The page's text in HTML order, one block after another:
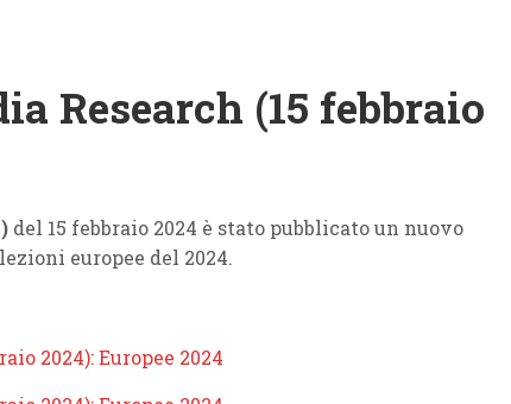
Research (15 febbraio
del 15 febbraio 2024 è stato pubblicato un nuovo
europee del 2024.